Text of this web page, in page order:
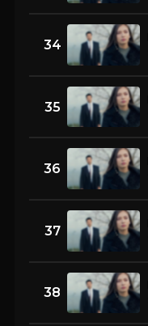
34
35
36
37
38